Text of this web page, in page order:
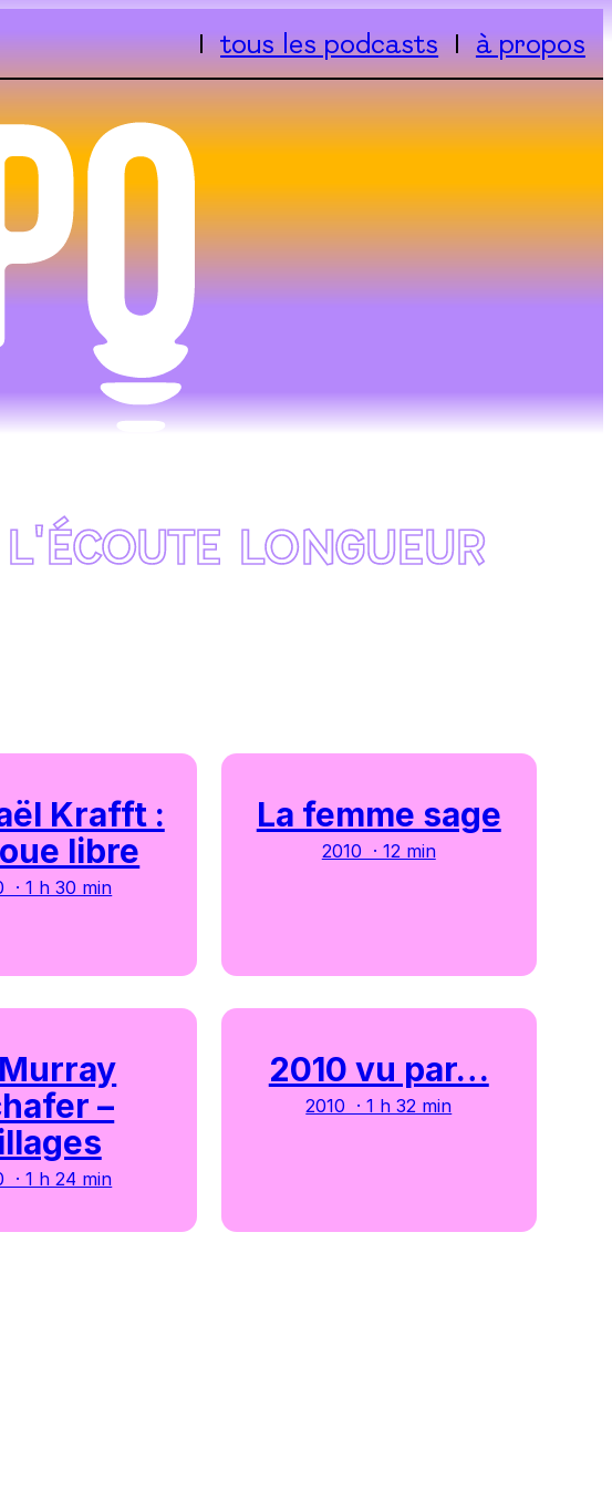
tous les podcasts à propos
LONGUEUR
Krafft :
libre
· 1 h 30 min
La femme sage
2010 · 12 min
–
· 1 h 24 min
2010 vu par…
2010 · 1 h 32 min